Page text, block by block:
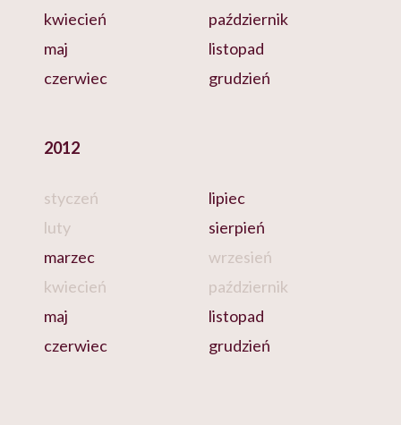
kwiecień
maj
czerwiec
październik
listopad
grudzień
2012
styczeń
luty
marzec
kwiecień
maj
czerwiec
lipiec
sierpień
wrzesień
październik
listopad
grudzień